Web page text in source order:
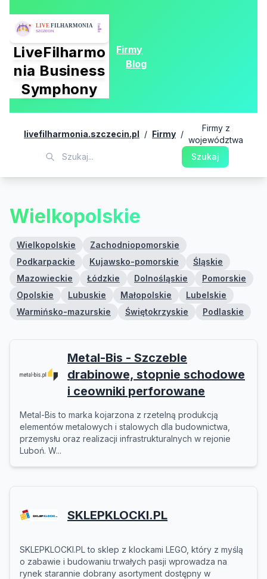
LiveFilharmo
nia Business
Symphony
Firmy
Blog
livefilharmonia.szczecin.pl / Firmy /
Firmy z
województwa
Szukaj
Wielkopolskie
Wielkopolskie
Zachodniopomorskie
Podkarpackie
Kujawsko-pomorskie
Śląskie
Mazowieckie
Łódzkie Dolnośląskie
Pomorskie
Opolskie
Lubuskie Małopolskie
Lubelskie
Warmińsko-mazurskie
Świętokrzyskie Podlaskie
Metal-Bis - Szczeble
drabinowe, stopnie schodowe
i ceowniki perforowane
Metal-Bis to marka kojarzona z rzetelną produkcją
elementów metalowych i stalowych dla budownictwa,
przemysłu oraz realizacji infrastrukturalnych w rejonie
Luboń. W...
SKLEPKLOCKI.PL
SKLEPKLOCKI.PL to sklep z klockami LEGO, który z myślą
o zabawie i budowaniu trwałych pasji wprowadza na
rynek starannie dobrany asortyment dostępny w